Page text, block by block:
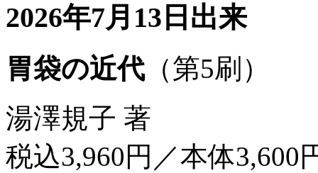
2026年7月13日出来
胃袋の近代（第5刷）
湯澤規子 著
税込3,960円／本体3,600